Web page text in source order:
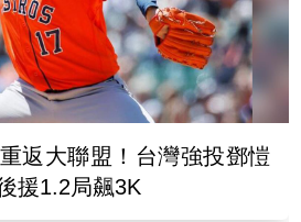
返大聯盟！台灣強投鄧愷
援1.2局飆3K